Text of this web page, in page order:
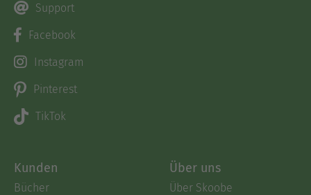
Support
Facebook
Instagram
Pinterest
TikTok
Kunden
Bücher
Über uns
Über Skoobe